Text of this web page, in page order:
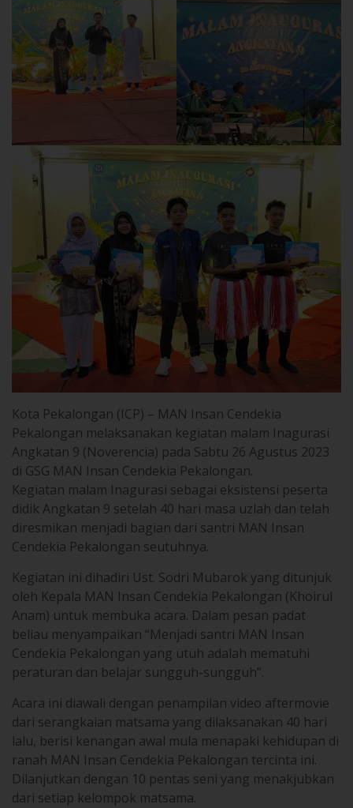
Kota Pekalongan (ICP) – MAN Insan Cendekia
Pekalongan melaksanakan kegiatan malam Inagurasi
Angkatan 9 (Noverencia) pada Sabtu 26 Agustus 2023
di GSG MAN Insan Cendekia Pekalongan.
Kegiatan malam Inagurasi sebagai eksistensi peserta
didik Angkatan 9 setelah 40 hari masa uzlah dan telah
diresmikan menjadi bagian dari santri MAN Insan
Cendekia Pekalongan seutuhnya.
Kegiatan ini dihadiri Ust. Sodri Mubarok yang ditunjuk
oleh Kepala MAN Insan Cendekia Pekalongan (Khoirul
Anam) untuk membuka acara. Dalam pesan padat
beliau menyampaikan “Menjadi santri MAN Insan
Cendekia Pekalongan yang utuh adalah mematuhi
peraturan dan belajar sungguh-sungguh”.
Acara ini diawali dengan penampilan video aftermovie
dari serangkaian matsama yang dilaksanakan 40 hari
lalu, berisi kenangan awal mula menapaki kehidupan di
ranah MAN Insan Cendekia Pekalongan tercinta ini.
Dilanjutkan dengan 10 pentas seni yang menakjubkan
dari setiap kelompok matsama.